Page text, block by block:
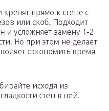
прямо к стене с
или скоб. Подходит
и усложняет замену 1-2
Но при этом не делает
сэкономить время
исходя из
стен в ней.